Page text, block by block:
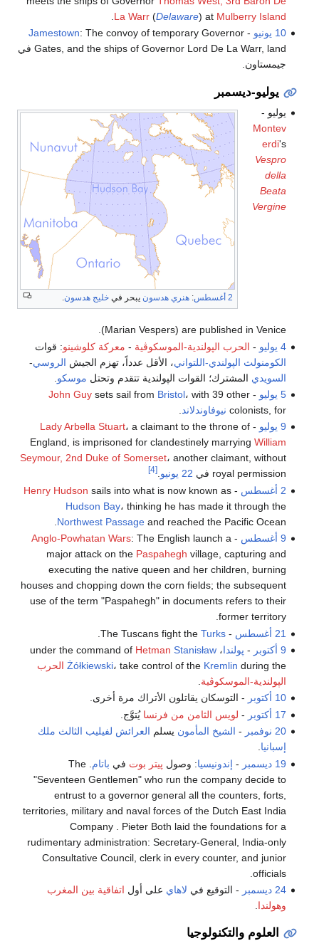
La Warr(Delaware) at Mulberry Island
10 يونيو
-
Jamestown: The convoy of temporary Governor
Gates, and the ships of Governor Lord De La Warr, land في
جيمستاون.
يوليو-ديسمبر
2 أغسطس : هنري هدسون يبحر في خليج هدسون.
يوليو -
Montev
erdi's
Vespro
della
Beata
Vergine
(Marian Vespers) are published in Venice.
4 يوليو
- الحرب الپولندية-الموسكوڤية - معركة كلوشينو: قوات
الكومنولث الپولندي-اللتواني، الأقل عدداً، تهزم الجيش الروسي-
السويدي المشترك؛ القوات الپولندية تتقدم وتحتل موسكو
5 يوليو
-
John Guysets sail from Bristol، with 39 other
colonists, for نيوفاوندلاند
9 يوليو
-
Lady Arbella Stuart، a claimant to the throne of
England, is imprisoned for clandestinely marrying William
Seymour, 2nd Duke of Somerset، another claimant, without
royal permission في
22 يونيو .
[4]
2 أغسطس -
Henry Hudson sails into what is now known as
Hudson Bay، thinking he has made it through the
Northwest Passageand reached the Pacific Ocean.
9 أغسطس
-
Anglo-Powhatan Wars: The English launch a
major attack on the Paspahegh village, capturing and
executing the native queen and her children, burning
houses and chopping down the corn fields; the subsequent
use of the term "Paspahegh" in documents refers to their
former territory.
21 أغسطس
- The Tuscans fight the
Turks
9 أكتوبر
- پولندا، under the command of Hetman Stanisław
Żółkiewski، take control of the Kremlin during the
الحرب
الپولندية-الموسكوڤية
10 أكتوبر
- التوسكان يقاتلون الأتراك مرة أخرى.
17 أكتوبر
- لويس الثامن من فرنسا يُتوَّج.
20 نوفمبر
- الشيخ المأمون يسلم العرائش لفيليب الثالث ملك
إسبانيا
19 ديسمبر
- إندونيسيا: وصول پيتر بوت في باتام . The
"Seventeen Gentlemen" who run the company decide to
entrust to a governor general all the counters, forts,
territories, military and naval forces of the Dutch East India
Company . Pieter Both laid the foundations for a
rudimentary administration: Secretary-General, India-only
Consultative Council, clerk in every counter, and junior
officials.
24 ديسمبر
- التوقيع في لاهاي على أول اتفاقية بين المغرب
وهولندا
العلوم والتكنولوجيا